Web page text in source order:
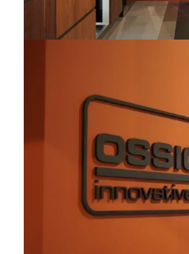
Arredo-contract